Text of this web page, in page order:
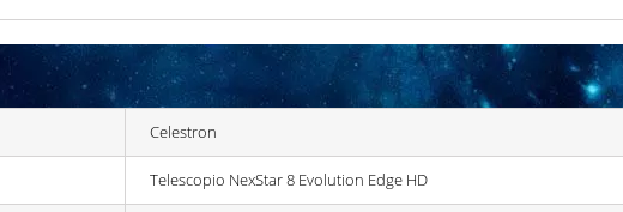
Celestron
Telescopio NexStar 8 Evolution Edge HD